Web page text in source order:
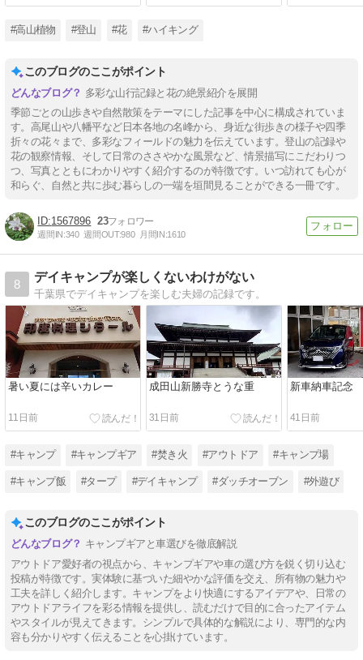
#高山植物 #登山 #花 #ハイキング
このブログのここがポイント
多彩な山行記録と花の絶景紹介を展開
季節ごとの山歩きや自然散策をテーマにした記事を中心に構成されていま
す。高尾山や八幡平など日本各地の名峰から、身近な街歩きの様子や四季
折々の花々まで、多彩なフィールドの魅力を伝えています。登山の記録や
花の観察情報、そして日常のささやかな風景など、情景描写にこだわりつ
つ、写真とともにわかりやすく紹介するのが特徴です。いつ訪れても心が
和らぐ、自然と共に歩む暮らしの一端を垣間見ることができる一冊です。
1567896 23
週間IN:340 週間OUT:980 月間IN:1610
8
デイキャンプが楽しくないわけがない
千葉県でデイキャンプを楽しむ夫婦の記録です。
暑い夏には辛いカレー
11日前
成田山新勝寺とうな重
31日前
新車納車記念
41日前
#キャンプ #キャンプギア #焚き火 #アウトドア #キャンプ場
#キャンプ飯 #タープ #デイキャンプ #ダッチオーブン #外遊び
このブログのここがポイント
キャンプギアと車選びを徹底解説
アウトドア愛好者の視点から、キャンプギアや車の選び方を鋭く切り込む
投稿が特徴です。実体験に基づいた細やかな評価を交え、所有物の魅力や
工夫を詳しく紹介します。キャンプをより快適にするアイデアや、日常の
アウトドアライフを彩る情報を提供し、読むだけで目的に合ったアイテム
やスタイルが見えてきます。シンプルで具体的な解説により、専門的な内
容も分かりやすく伝えることを心掛けています。